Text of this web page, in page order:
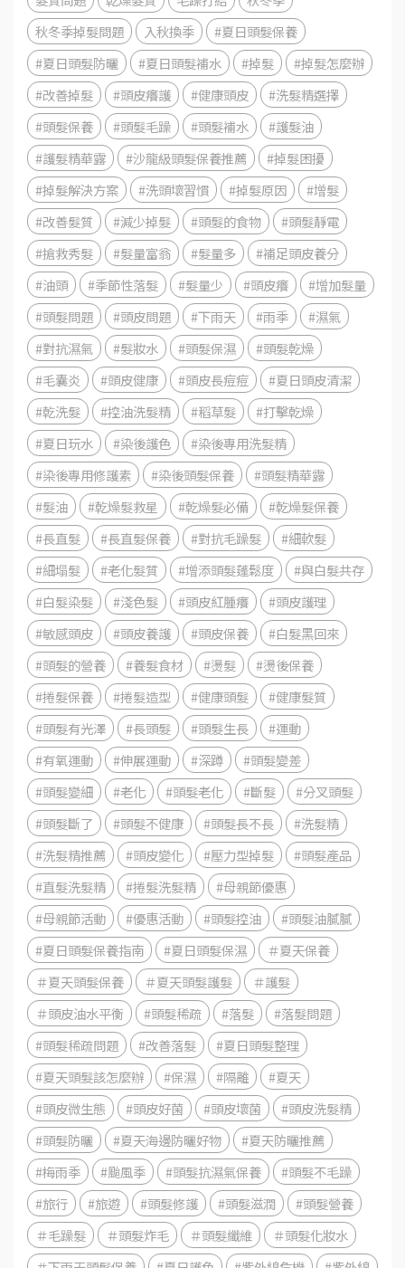
秋冬季掉髮問題
入秋換季
#夏日頭髮保養
#夏日頭髮防曬
#夏日頭髮補水 #掉髮
#掉髮怎麼辦
#改善掉髮
#頭皮癢護 #健康頭皮
#洗髮精選擇
#頭髮保養
#頭髮毛躁 #頭髮補水
#護髮油
#護髮精華露
#沙龍級頭髮保養推薦
#掉髮困擾
#掉髮解決方案
#洗頭壞習慣 #掉髮原因
#增髮
#改善髮質
#減少掉髮 #頭髮的食物
#頭髮靜電
#搶救秀髮
#髮量富翁 #髮量多
#補足頭皮養分
#油頭
#季節性落髮 #髮量少 #頭皮癢
#增加髮量
#頭髮問題
#頭皮問題 #下雨天 #雨季
#濕氣
#對抗濕氣
#髮妝水 #頭髮保濕
#頭髮乾燥
#毛囊炎
#頭皮健康 #頭皮長痘痘
#夏日頭皮清潔
#乾洗髮
#控油洗髮精 #稻草髮
#打擊乾燥
#夏日玩水
#染後護色
#染後專用洗髮精
#染後專用修護素
#染後頭髮保養
#頭髮精華露
#髮油
#乾燥髮救星 #乾燥髮必備
#乾燥髮保養
#長直髮
#長直髮保養 #對抗毛躁髮
#細軟髮
#細塌髮
#老化髮質 #增添頭髮蓬鬆度
#與白髮共存
#白髮染髮
#淺色髮 #頭皮紅腫癢
#頭皮護理
#敏感頭皮
#頭皮養護 #頭皮保養
#白髮黑回來
#頭髮的營養
#養髮食材 #燙髮
#燙後保養
#捲髮保養
#捲髮造型 #健康頭髮
#健康髮質
#頭髮有光澤
#長頭髮 #頭髮生長
#運動
#有氧運動
#伸展運動 #深蹲
#頭髮變差
#頭髮變細
#老化 #頭髮老化 #斷髮
#分叉頭髮
#頭髮斷了
#頭髮不健康 #頭髮長不長
#洗髮精
#洗髮精推薦
#頭皮變化 #壓力型掉髮
#頭髮產品
#直髮洗髮精
#捲髮洗髮精
#母親節優惠
#母親節活動
#優惠活動 #頭髮控油
#頭髮油膩膩
#夏日頭髮保養指南
#夏日頭髮保濕
＃夏天保養
＃夏天頭髮保養
＃夏天頭髮護髮
＃護髮
＃頭皮油水平衡
#頭髮稀疏 #落髮
#落髮問題
#頭髮稀疏問題
#改善落髮
#夏日頭髮整理
#夏天頭髮該怎麼辦
#保濕 #隔離
#夏天
#頭皮微生態
#頭皮好菌 #頭皮壞菌
#頭皮洗髮精
#頭髮防曬
#夏天海邊防曬好物
#夏天防曬推薦
#梅雨季
#颱風季 #頭髮抗濕氣保養
#頭髮不毛躁
#旅行
#旅遊 #頭髮修護 #頭髮滋潤
#頭髮營養
＃毛躁髮
＃頭髮炸毛 ＃頭髮纖維
＃頭髮化妝水